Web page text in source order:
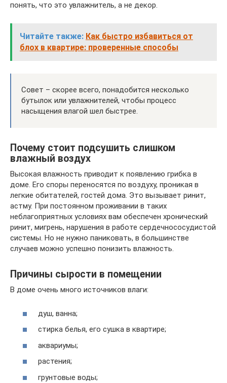
понять, что это увлажнитель, а не декор.
Читайте также: Как быстро избавиться от
блох в квартире: проверенные способы
Совет – скорее всего, понадобится несколько
бутылок или увлажнителей, чтобы процесс
насыщения влагой шел быстрее.
Почему стоит подсушить слишком
влажный воздух
Высокая влажность приводит к появлению грибка в
доме. Его споры переносятся по воздуху, проникая в
легкие обитателей, гостей дома. Это вызывает ринит,
астму. При постоянном проживании в таких
неблагоприятных условиях вам обеспечен хронический
ринит, мигрень, нарушения в работе сердечнососудистой
системы. Но не нужно паниковать, в большинстве
случаев можно успешно понизить влажность.
Причины сырости в помещении
В доме очень много источников влаги:
душ, ванна;
стирка белья, его сушка в квартире;
аквариумы;
растения;
грунтовые воды;